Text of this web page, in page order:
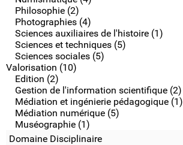
Philosophie (2)
Photographies (4)
Sciences auxiliaires de l'histoire (1)
Sciences et techniques (5)
Sciences sociales (5)
Valorisation (10)
Edition (2)
Gestion de l'information scientifique (2)
Médiation et ingénierie pédagogique (1)
Médiation numérique (5)
Muséographie (1)
Domaine Disciplinaire